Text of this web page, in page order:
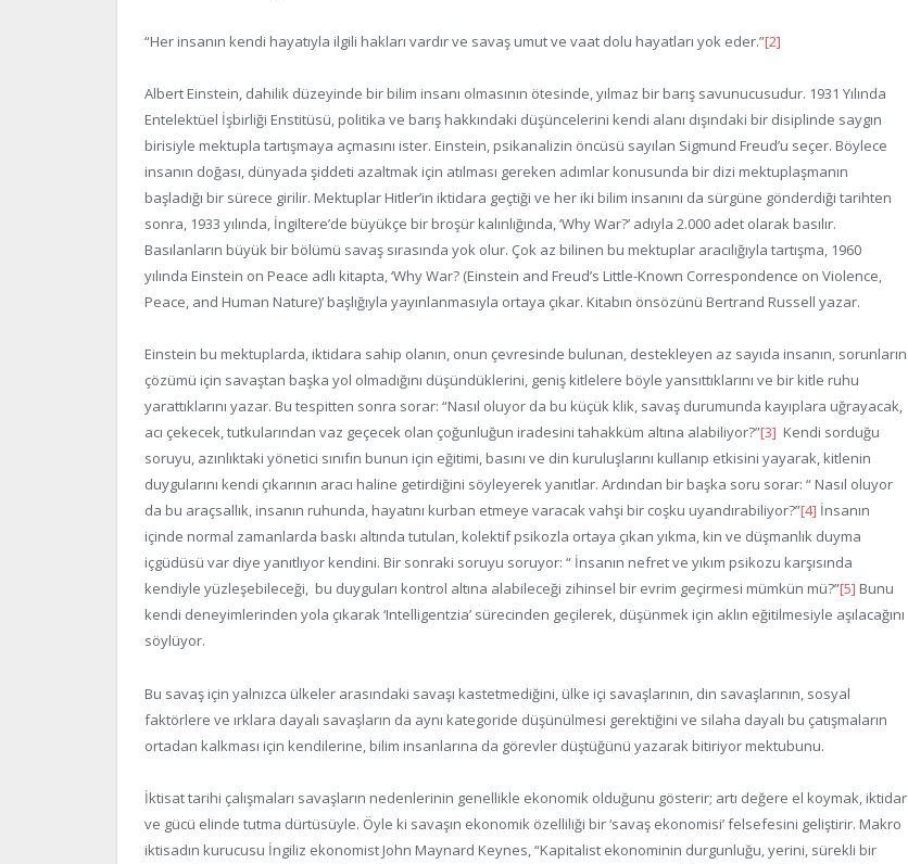
“Her insanın kendi hayatıyla ilgili hakları vardır ve savaş umut ve vaat dolu hayatları yok eder.”[2]
Albert Einstein, dahilik düzeyinde bir bilim insanı olmasının ötesinde, yılmaz bir barış savunucusudur. 1931 Yılında
Entelektüel İşbirliği Enstitüsü, politika ve barış hakkındaki düşüncelerini kendi alanı dışındaki bir disiplinde saygın
birisiyle mektupla tartışmaya açmasını ister. Einstein, psikanalizin öncüsü sayılan Sigmund Freud’u seçer. Böylece
insanın doğası, dünyada şiddeti azaltmak için atılması gereken adımlar konusunda bir dizi mektuplaşmanın
başladığı bir sürece girilir. Mektuplar Hitler’in iktidara geçtiği ve her iki bilim insanını da sürgüne gönderdiği tarihten
sonra, 1933 yılında, İngiltere’de büyükçe bir broşür kalınlığında, ‘Why War?’ adıyla 2.000 adet olarak basılır.
Basılanların büyük bir bölümü savaş sırasında yok olur. Çok az bilinen bu mektuplar aracılığıyla tartışma, 1960
yılında Einstein on Peace adlı kitapta, ‘Why War? (Einstein and Freud’s Little-Known Correspondence on Violence,
Peace, and Human Nature)’ başlığıyla yayınlanmasıyla ortaya çıkar. Kitabın önsözünü Bertrand Russell yazar.
Einstein bu mektuplarda, iktidara sahip olanın, onun çevresinde bulunan, destekleyen az sayıda insanın, sorunların
çözümü için savaştan başka yol olmadığını düşündüklerini, geniş kitlelere böyle yansıttıklarını ve bir kitle ruhu
yarattıklarını yazar. Bu tespitten sonra sorar: “Nasıl oluyor da bu küçük klik, savaş durumunda kayıplara uğrayacak,
acı çekecek, tutkularından vaz geçecek olan çoğunluğun iradesini tahakküm altına alabiliyor?”[3] Kendi sorduğu
soruyu, azınlıktaki yönetici sınıfın bunun için eğitimi, basını ve din kuruluşlarını kullanıp etkisini yayarak, kitlenin
duygularını kendi çıkarının aracı haline getirdiğini söyleyerek yanıtlar. Ardından bir başka soru sorar: “ Nasıl oluyor
da bu araçsallık, insanın ruhunda, hayatını kurban etmeye varacak vahşi bir coşku uyandırabiliyor?”[4] İnsanın
içinde normal zamanlarda baskı altında tutulan, kolektif psikozla ortaya çıkan yıkma, kin ve düşmanlık duyma
içgüdüsü var diye yanıtlıyor kendini. Bir sonraki soruyu soruyor: “ İnsanın nefret ve yıkım psikozu karşısında
kendiyle yüzleşebileceği, bu duyguları kontrol altına alabileceği zihinsel bir evrim geçirmesi mümkün mü?”[5] Bunu
kendi deneyimlerinden yola çıkarak ‘Intelligentzia’ sürecinden geçilerek, düşünmek için aklın eğitilmesiyle aşılacağını
söylüyor.
Bu savaş için yalnızca ülkeler arasındaki savaşı kastetmediğini, ülke içi savaşlarının, din savaşlarının, sosyal
faktörlere ve ırklara dayalı savaşların da aynı kategoride düşünülmesi gerektiğini ve silaha dayalı bu çatışmaların
ortadan kalkması için kendilerine, bilim insanlarına da görevler düştüğünü yazarak bitiriyor mektubunu.
İktisat tarihi çalışmaları savaşların nedenlerinin genellikle ekonomik olduğunu gösterir; artı değere el koymak, iktidar
ve gücü elinde tutma dürtüsüyle. Öyle ki savaşın ekonomik özelliliği bir ‘savaş ekonomisi’ felsefesini geliştirir. Makro
iktisadın kurucusu İngiliz ekonomist John Maynard Keynes, “Kapitalist ekonominin durgunluğu, yerini, sürekli bir